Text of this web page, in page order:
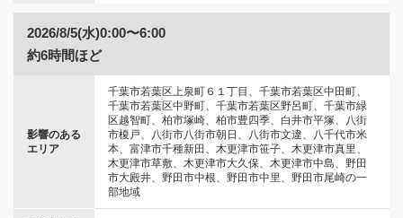
2026/8/5(水)0:00〜6:00
約6時間ほど
影響のある
エリア
千葉市若葉区上泉町６１丁目、千葉市若葉区中田町、
千葉市若葉区中野町、千葉市若葉区野呂町、千葉市緑
区越智町、柏市塚崎、柏市豊四季、白井市平塚、八街
市榎戸、八街市八街市朝日、八街市文違、八千代市米
本、富津市千種新田、木更津市笹子、木更津市真里、
木更津市草敷、木更津市大久保、木更津市中島、野田
市大殿井、野田市中根、野田市中里、野田市尾崎の一
部地域